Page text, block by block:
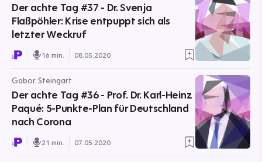
Der achte Tag #37 - Dr. Svenja
Flaßpöhler: Krise entpuppt sich als
letzter Weckruf
16 min. 08.05.2020
Gabor Steingart
Der achte Tag #36 - Prof. Dr. Karl-Heinz
Paqué: 5-Punkte-Plan für Deutschland
nach Corona
21 min. 07.05.2020